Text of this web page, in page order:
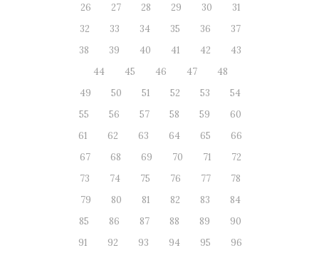
26
27 28 29 30
31
32
33 34 35 36
37
38
39 40 41 42
43
44
45 46 47
48
49
50 51 52 53
54
55
56 57 58 59
60
61
62 63 64 65
66
67
68 69 70 71
72
73
74 75 76 77
78
79
80 81 82 83
84
85
86 87 88 89
90
91
92 93 94 95
96